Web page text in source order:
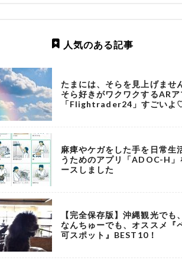
人気のある記事
たまには、そらを見上げませ
そら好きがワクワクするARア
「Flightrader24」すごいよ
麻痺やケガをした手を日常生
うためのアプリ「ADOC-H」
ースしました
【完全保存版】沖縄観光でも
なんちゅーでも、オススメ『
可スポット』BEST10！